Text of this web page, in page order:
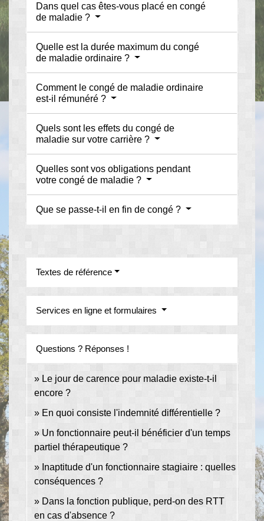
Dans quel cas êtes-vous placé en congé
de maladie ?
Quelle est la durée maximum du congé
de maladie ordinaire ?
Comment le congé de maladie ordinaire
est-il rémunéré ?
Quels sont les effets du congé de
maladie sur votre carrière ?
Quelles sont vos obligations pendant
votre congé de maladie ?
Que se passe-t-il en fin de congé ?
Textes de référence
Services en ligne et formulaires
Questions ? Réponses !
Le jour de carence pour maladie existe-t-il
encore ?
En quoi consiste l'indemnité différentielle ?
Un fonctionnaire peut-il bénéficier d'un temps
partiel thérapeutique ?
Inaptitude d'un fonctionnaire stagiaire : quelles
conséquences ?
Dans la fonction publique, perd-on des RTT
en cas d'absence ?